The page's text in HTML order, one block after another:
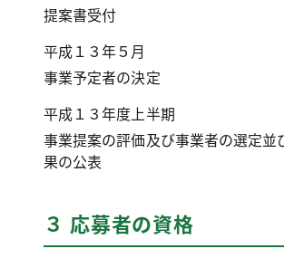
提案書受付
平成１３年５月
事業予定者の決定
平成１３年度上半期
事業提案の評価及び事業者の選定並
果の公表
３ 応募者の資格